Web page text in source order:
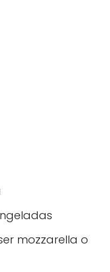
mozzarella o